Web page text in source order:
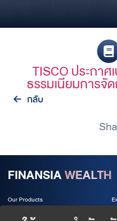
TISCO ประกาศ
ธรรมเนียมการจั
กลับ
FINANSIAWEALTH
Our Products
Wealth Services